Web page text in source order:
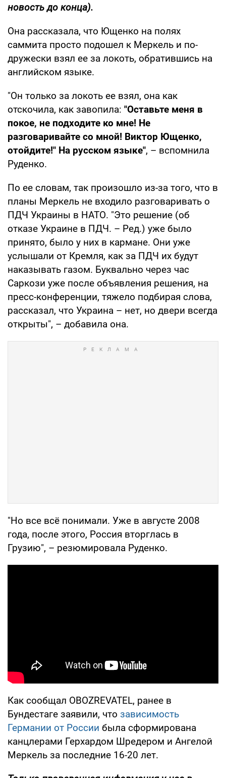
новость до конца).
Она рассказала, что Ющенко на полях
саммита просто подошел к Меркель и по-
дружески взял ее за локоть, обратившись на
английском языке.
"Он только за локоть ее взял, она как
отскочила, как завопила: "Оставьте меня в
покое, не подходите ко мне! Не
разговаривайте со мной! Виктор Ющенко,
отойдите!" На русском языке", – вспомнила
Руденко.
По ее словам, так произошло из-за того, что в
планы Меркель не входило разговаривать о
ПДЧ Украины в НАТО. "Это решение (об
отказе Украине в ПДЧ. – Ред.) уже было
принято, было у них в кармане. Они уже
услышали от Кремля, как за ПДЧ их будут
наказывать газом. Буквально через час
Саркози уже после объявления решения, на
пресс-конференции, тяжело подбирая слова,
рассказал, что Украина – нет, но двери всегда
открыты", – добавила она.
"Но все всё понимали. Уже в августе 2008
года, после этого, Россия вторглась в
Грузию", – резюмировала Руденко.
Как сообщал OBOZREVATEL, ранее в
Бундестаге заявили, что зависимость
Германии от России была сформирована
канцлерами Герхардом Шредером и Ангелой
Меркель за последние 16-20 лет.